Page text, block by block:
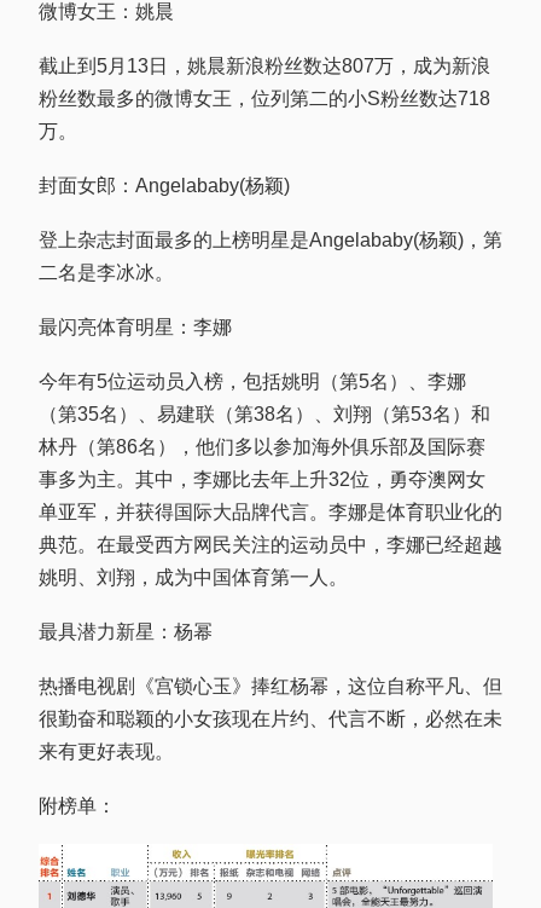
微博女王：姚晨
截止到5月13日，姚晨新浪粉丝数达807万，成为新浪
粉丝数最多的微博女王，位列第二的小S粉丝数达718
万。
封面女郎：Angelababy(杨颖)
登上杂志封面最多的上榜明星是Angelababy(杨颖)，第
二名是李冰冰。
最闪亮体育明星：李娜
今年有5位运动员入榜，包括姚明（第5名）、李娜
（第35名）、易建联（第38名）、刘翔（第53名）和
林丹（第86名），他们多以参加海外俱乐部及国际赛
事多为主。其中，李娜比去年上升32位，勇夺澳网女
单亚军，并获得国际大品牌代言。李娜是体育职业化的
典范。在最受西方网民关注的运动员中，李娜已经超越
姚明、刘翔，成为中国体育第一人。
最具潜力新星：杨幂
热播电视剧《宫锁心玉》捧红杨幂，这位自称平凡、但
很勤奋和聪颖的小女孩现在片约、代言不断，必然在未
来有更好表现。
附榜单：